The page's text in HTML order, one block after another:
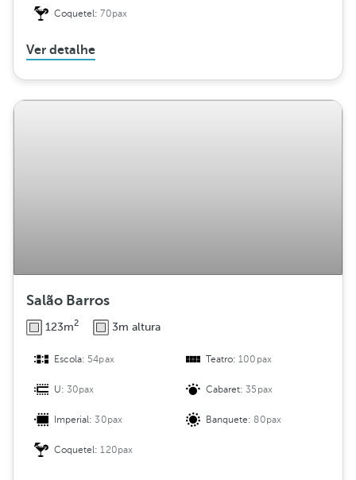
Coquetel:70pax
Ver detalhe
Salão Barros
123m2 3m altura
Escola: 54pax Teatro:100pax
U:30pax Cabaret:35pax
Imperial:30pax Banquete:80pax
Coquetel:120pax